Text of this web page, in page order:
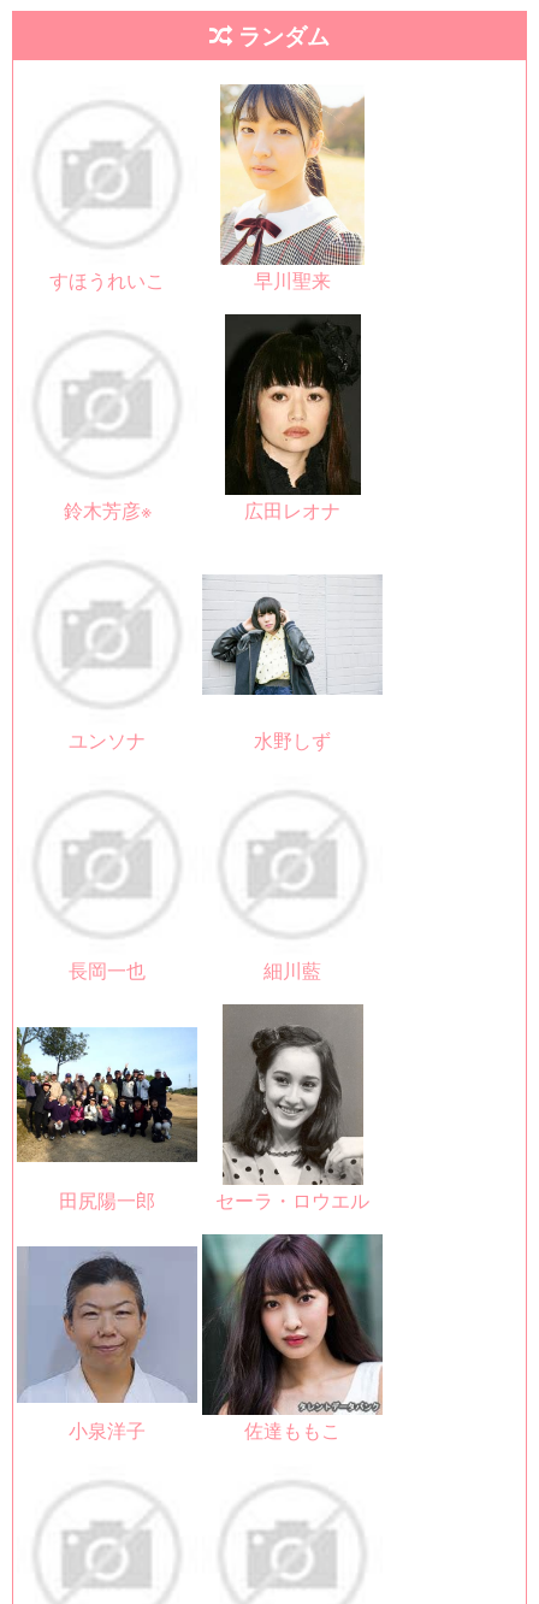
ランダム
すほうれいこ 早川聖来
鈴木芳彦※ 広田レオナ
ユンソナ 水野しず
長岡一也 細川藍
田尻陽一郎 セーラ・ロウエル
小泉洋子 佐達ももこ